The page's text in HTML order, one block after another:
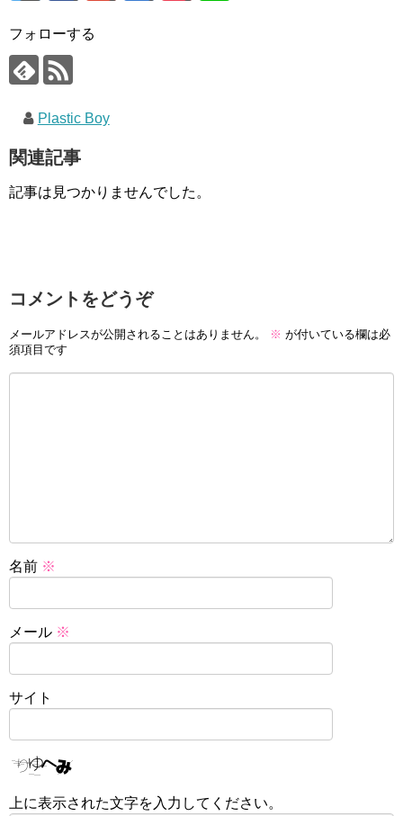
フォローする
Plastic Boy
関連記事
記事は見つかりませんでした。
コメントをどうぞ
メールアドレスが公開されることはありません。 ※ が付いている欄は必
須項目です
名前 ※
メール ※
サイト
上に表示された文字を入力してください。